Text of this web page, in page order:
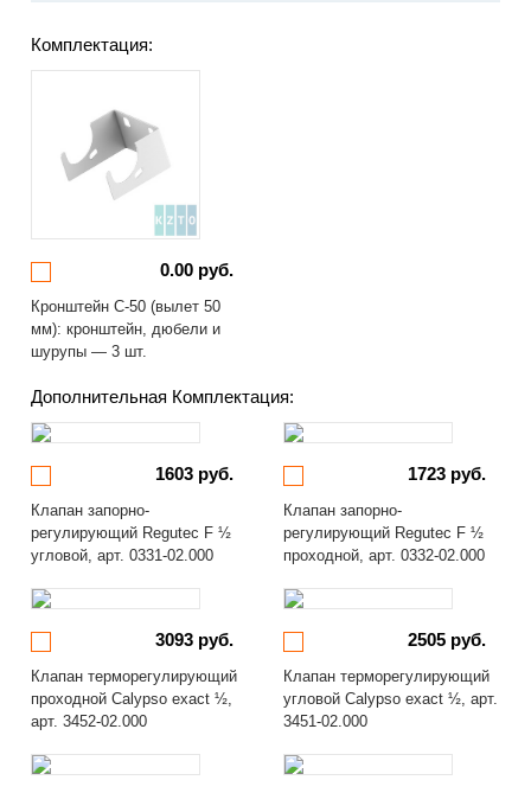
Комплектация:
0.00 руб.
Кронштейн С-50 (вылет 50
мм): кронштейн, дюбели и
шурупы — 3 шт.
Дополнительная Комплектация:
1603 руб.
Клапан запорно-
регулирующий Regutec F ½
угловой, арт. 0331-02.000
1723 руб.
Клапан запорно-
регулирующий Regutec F ½
проходной, арт. 0332-02.000
3093 руб.
Клапан терморегулирующий
проходной Calypso exact ½,
арт. 3452-02.000
2505 руб.
Клапан терморегулирующий
угловой Calypso exact ½, арт.
3451-02.000